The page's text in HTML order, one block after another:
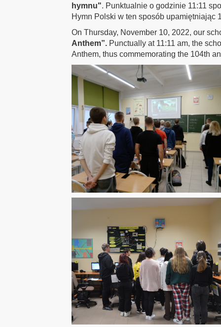
hymnu". Punktualnie o godzinie 11:11
Hymn Polski w ten sposób upamiętniając
On Thursday, November 10, 2022, our
Anthem”. Punctually at 11:11 am, the
Anthem, thus commemorating the 104th